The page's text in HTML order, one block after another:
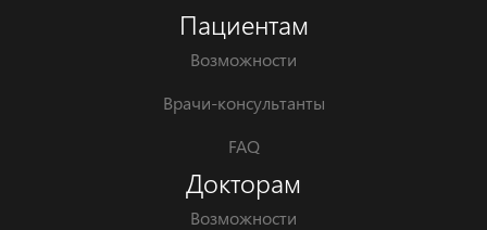
Пациентам
Возможности
Врачи-консультанты
FAQ
Докторам
Возможности